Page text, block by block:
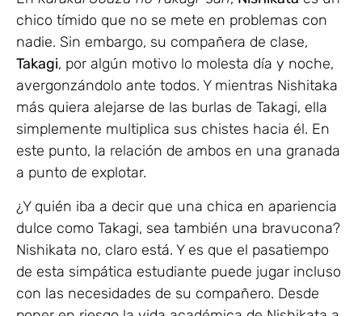
chico tímido que no se mete en problemas con
nadie. Sin embargo, su compañera de clase,
Takagi, por algún motivo lo molesta día y noche,
avergonzándolo ante todos. Y mientras Nishitaka
más quiera alejarse de las burlas de Takagi, ella
simplemente multiplica sus chistes hacia él. En
este punto, la relación de ambos en una granada
a punto de explotar.
¿Y quién iba a decir que una chica en apariencia
dulce como Takagi, sea también una bravucona?
Nishikata no, claro está. Y es que el pasatiempo
de esta simpática estudiante puede jugar incluso
con las necesidades de su compañero. Desde